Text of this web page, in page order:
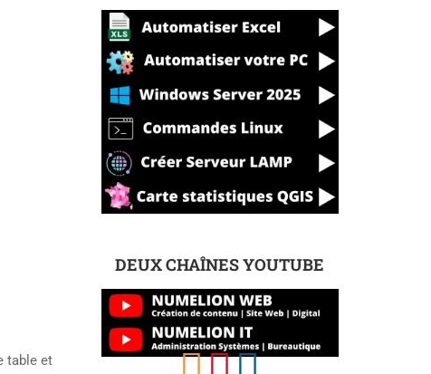
table et
DEUX CHAÎNES YOUTUBE